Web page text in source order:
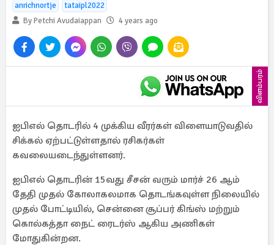
anrichnortje
tataipl2022
By Petchi Avudaiappan
4 years ago
விளம்பரம்
ஐபிஎல் தொடரில் 4 முக்கிய வீரர்கள் விளையாடுவதில்
சிக்கல் ஏற்பட்டுள்ளதால் ரசிகர்கள்
கவலையடைந்துள்ளனர்.
ஐபிஎல் தொடரின் 15வது சீசன் வரும் மார்ச் 26 ஆம்
தேதி முதல் கோலாகலமாக தொடங்கவுள்ள நிலையில்
முதல் போட்டியில், சென்னை சூப்பர் கிங்ஸ் மற்றும்
கொல்கத்தா நைட் ரைடர்ஸ் ஆகிய அணிகள்
மோதுகின்றன.